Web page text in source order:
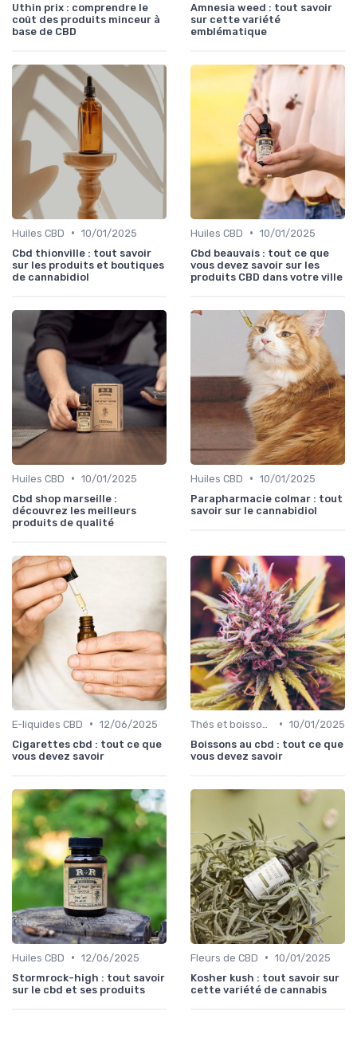
Uthin prix : comprendre le
coût des produits minceur à
base de CBD
Amnesia weed : tout savoir
sur cette variété
emblématique
Huiles CBD • 10/01/2025
Cbd thionville : tout savoir
sur les produits et boutiques
de cannabidiol
Huiles CBD • 10/01/2025
Cbd beauvais : tout ce que
vous devez savoir sur les
produits CBD dans votre ville
Huiles CBD • 10/01/2025
Cbd shop marseille :
découvrez les meilleurs
produits de qualité
Huiles CBD • 10/01/2025
Parapharmacie colmar : tout
savoir sur le cannabidiol
E-liquides CBD • 12/06/2025
Cigarettes cbd : tout ce que
vous devez savoir
• 10/01/2025
Boissons au cbd : tout ce que
vous devez savoir
Huiles CBD • 12/06/2025
Stormrock-high : tout savoir
sur le cbd et ses produits
Fleurs de CBD • 10/01/2025
Kosher kush : tout savoir sur
cette variété de cannabis